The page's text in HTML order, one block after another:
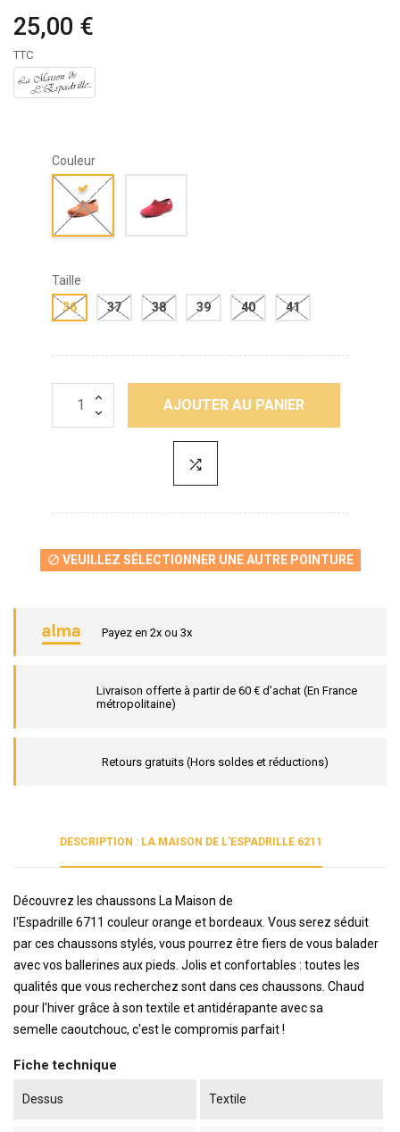
25,00 €
TTC
Couleur
Taille
36
37 38 39 40 41
AJOUTER AU PANIER
 VEUILLEZ SÉLECTIONNER UNE AUTRE POINTURE
Payez en 2x ou 3x
Livraison offerte à partir de 60 € d’achat (En France
métropolitaine)
Retours gratuits (Hors soldes et réductions)
DESCRIPTION : LA MAISON DE L'ESPADRILLE 6211
Découvrez les chaussons La Maison de
l'Espadrille 6711 couleur orange et bordeaux. Vous serez séduit
par ces chaussons stylés, vous pourrez être fiers de vous balader
avec vos ballerines aux pieds. Jolis et confortables : toutes les
qualités que vous recherchez sont dans ces chaussons. Chaud
pour l'hiver grâce à son textile et antidérapante avec sa
semelle caoutchouc, c'est le compromis parfait !
Fiche technique
Dessus Textile